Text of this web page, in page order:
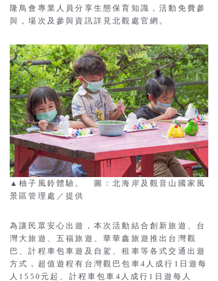
隆鳥會專業人員分享生態保育知識，活動免費參
與，場次及參與資訊詳見北觀處官網。
▲柚子風鈴體驗。 圖：北海岸及觀音山國家風
景區管理處／提供
為讓民眾安心出遊，本次活動結合創新旅遊、台
灣大旅遊、五福旅遊、華華鑫旅遊推出台灣觀
巴、計程車包車遊及自駕、租車等各式交通出遊
方式，超值遊程有台灣觀巴包車4人成行1日遊每
人1550元起、計程車包車4人成行1日遊每人